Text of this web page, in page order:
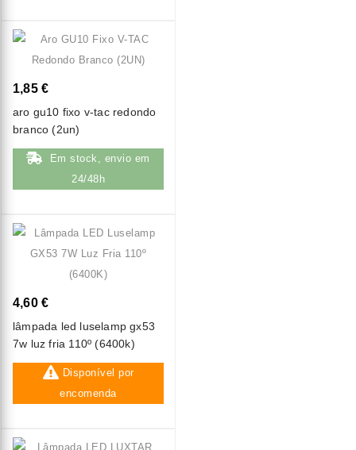
1,85 €
aro gu10 fixo v-tac redondo
branco (2un)
Em stock, envio em
24/48h
4,60 €
lâmpada led luselamp gx53
7w luz fria 110º (6400k)
Disponível por
encomenda